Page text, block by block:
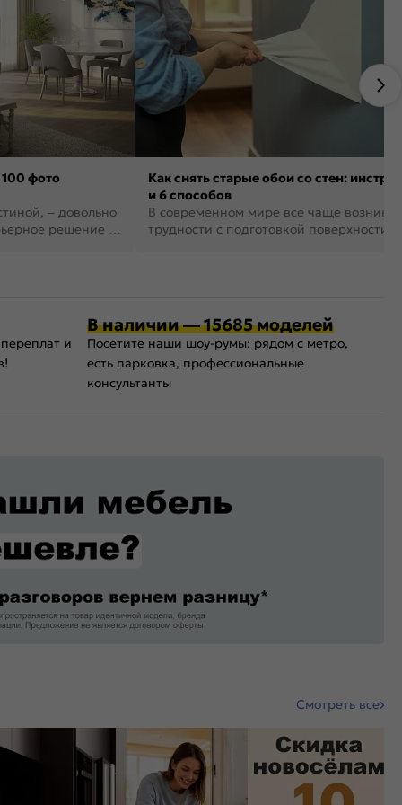
фото
– довольно
решение в
Как снять старые обои со стен:
и 6 способов
В современном мире все чаще
трудности с подготовкой поверхности
и
В наличии — 15685 моделей
Посетите наши шоу-румы: рядом с метро,
есть парковка, профессиональные
консультанты
Смотреть все